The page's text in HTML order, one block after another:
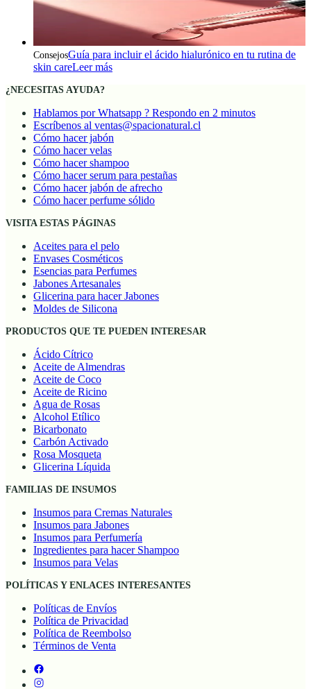
ConsejosGuía para incluir el ácido hialurónico en tu rutina de
skin careLeer más
¿NECESITAS AYUDA?
Hablamos por Whatsapp ? Respondo en 2 minutos
Escríbenos al ventas@spacionatural.cl
Cómo hacer jabón
Cómo hacer velas
Cómo hacer shampoo
Cómo hacer serum para pestañas
Cómo hacer jabón de afrecho
Cómo hacer perfume sólido
VISITA ESTAS PÁGINAS
Aceites para el pelo
Envases Cosméticos
Esencias para Perfumes
Jabones Artesanales
Glicerina para hacer Jabones
Moldes de Silicona
PRODUCTOS QUE TE PUEDEN INTERESAR
Ácido Cítrico
Aceite de Almendras
Aceite de Coco
Aceite de Ricino
Agua de Rosas
Alcohol Etílico
Bicarbonato
Carbón Activado
Rosa Mosqueta
Glicerina Líquida
FAMILIAS DE INSUMOS
Insumos para Cremas Naturales
Insumos para Jabones
Insumos para Perfumería
Ingredientes para hacer Shampoo
Insumos para Velas
POLÍTICAS Y ENLACES INTERESANTES
Políticas de Envíos
Política de Privacidad
Política de Reembolso
Términos de Venta